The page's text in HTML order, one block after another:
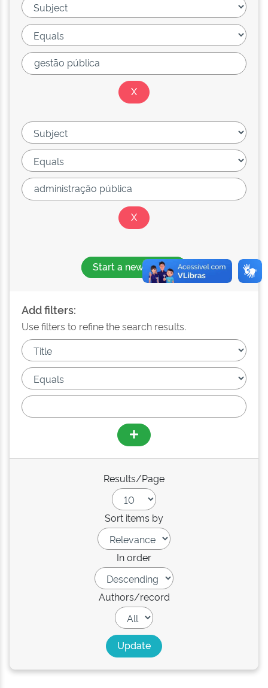
Start a new search
Add filters:
Use filters to refine the search results.
Results/Page
Sort items by
In order
Authors/record